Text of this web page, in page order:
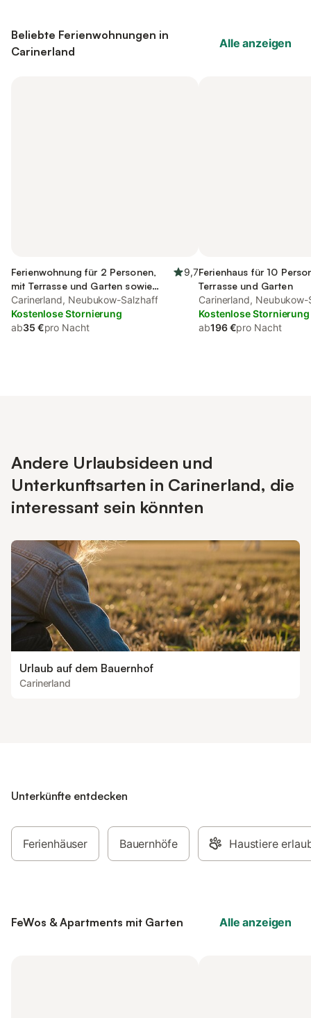
Beliebte Ferienwohnungen in
Carinerland
Alle anzeigen
Ferienwohnung für 2 Personen,
mit Terrasse und Garten sowie
Ausblick
9,7
Carinerland, Neubukow-Salzhaff
Kostenlose Stornierung
ab35 €pro Nacht
Ferienhaus für 10
Terrasse und Garten
Carinerland,
Kostenlose Stornierung
ab196 €pro Nacht
Andere Urlaubsideen und
Unterkunftsarten in Carinerland, die
interessant sein könnten
Urlaub auf dem Bauernhof
Carinerland
Unterkünfte entdecken
Ferienhäuser Bauernhöfe Haustiere
FeWos & Apartments mit Garten Alle anzeigen